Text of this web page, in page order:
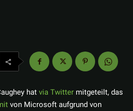
hatvia Twitter mitgeteilt, das
von Microsoft aufgrund von